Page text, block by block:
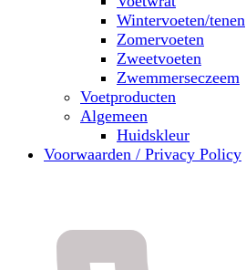
Wintervoeten/tenen
Zomervoeten
Zweetvoeten
Zwemmerseczeem
Voetproducten
Algemeen
Huidskleur
Voorwaarden / Privacy Policy